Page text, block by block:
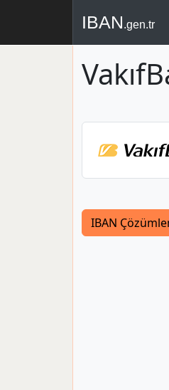
IBAN.gen.tr
IBAN